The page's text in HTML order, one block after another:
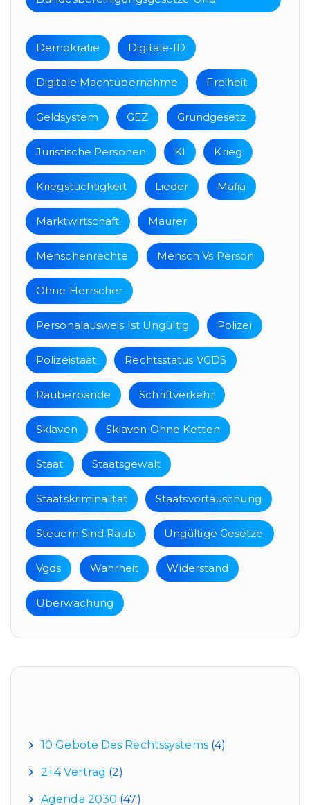
Demokratie
Digitale-ID
Digitale Machtübernahme Freiheit
Geldsystem GEZ Grundgesetz
Juristische Personen KI Krieg
Kriegstüchtigkeit Lieder Mafia
Marktwirtschaft Maurer
Menschenrechte Mensch Vs Person
Ohne Herrscher
Personalausweis Ist Ungültig Polizei
Polizeistaat Rechtsstatus VGDS
Räuberbande Schriftverkehr
Sklaven Sklaven Ohne Ketten
Staat Staatsgewalt
Staatskriminalität Staatsvortäuschung
Steuern Sind Raub Ungültige Gesetze
Vgds Wahrheit Widerstand
Überwachung
10 Gebote Des Rechtssystems(4)
2+4 Vertrag (2)
Agenda 2030 (47)